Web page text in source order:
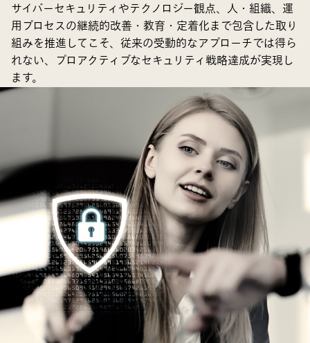
サイバーセキュリティやテクノロジー観点、人・組織、運
用プロセスの継続的改善・教育・定着化まで包含した取り
組みを推進してこそ、従来の受動的なアプローチでは得ら
れない、プロアクティブなセキュリティ戦略達成が実現し
ます。